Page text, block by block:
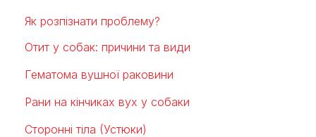
Як розпізнати проблему?
Отит у собак: причини та види
Гематома вушної раковини
Рани на кінчиках вух у собаки
Сторонні тіла (Устюки)